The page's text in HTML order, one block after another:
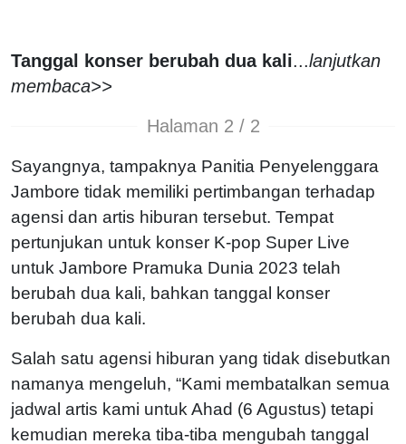
Tanggal konser berubah dua kali...lanjutkan
membaca>>
Halaman 2 / 2
Sayangnya, tampaknya Panitia Penyelenggara
Jambore tidak memiliki pertimbangan terhadap
agensi dan artis hiburan tersebut. Tempat
pertunjukan untuk konser K-pop Super Live
untuk Jambore Pramuka Dunia 2023 telah
berubah dua kali, bahkan tanggal konser
berubah dua kali.
Salah satu agensi hiburan yang tidak disebutkan
namanya mengeluh, “Kami membatalkan semua
jadwal artis kami untuk Ahad (6 Agustus) tetapi
kemudian mereka tiba-tiba mengubah tanggal